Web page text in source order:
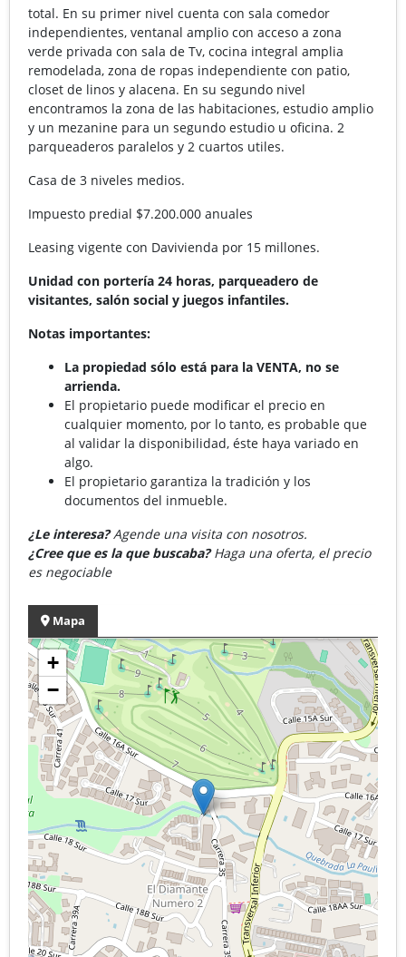
total. En su primer nivel cuenta con sala comedor
independientes, ventanal amplio con acceso a zona
verde privada con sala de Tv, cocina integral amplia
remodelada, zona de ropas independiente con patio,
closet de linos y alacena. En su segundo nivel
encontramos la zona de las habitaciones, estudio amplio
y un mezanine para un segundo estudio u oficina. 2
parqueaderos paralelos y 2 cuartos utiles.
Casa de 3 niveles medios.
Impuesto predial $7.200.000 anuales
Leasing vigente con Davivienda por 15 millones.
Unidad con portería 24 horas, parqueadero de
visitantes, salón social y juegos infantiles.
Notas importantes:
La propiedad sólo está para la VENTA, no se
arrienda.
El propietario puede modificar el precio en
cualquier momento, por lo tanto, es probable que
al validar la disponibilidad, éste haya variado en
algo.
El propietario garantiza la tradición y los
documentos del inmueble.
¿Le interesa?Agende una visita con nosotros.
¿Cree que es la que buscaba?Haga una oferta, el precio
es negociable
Mapa
+
−